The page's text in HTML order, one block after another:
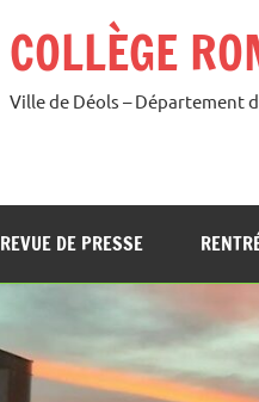
COLLÈGE
Ville de Déols – Département
REVUE DE PRESSE